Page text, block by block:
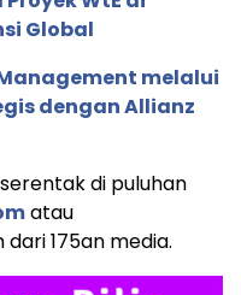
Global
melalui
dengan Allianz
di puluhan
atau
dari 175an media.